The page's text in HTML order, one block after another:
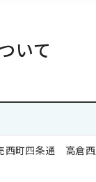
いて
西町四条通 高倉